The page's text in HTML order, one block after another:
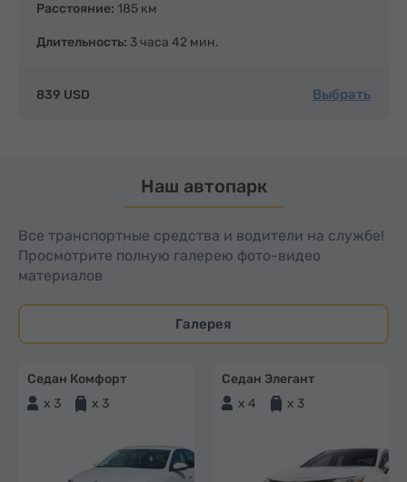
Расстояние: 185 км
Длительность: 3 часа 42 мин.
839 USD Выбрать
Наш автопарк
Все транспортные средства и водители на службе!
Просмотрите полную галерею фото-видео
материалов
Галерея
Седан Комфорт
x 3
x 3
Седан Элегант
x 4
x 3